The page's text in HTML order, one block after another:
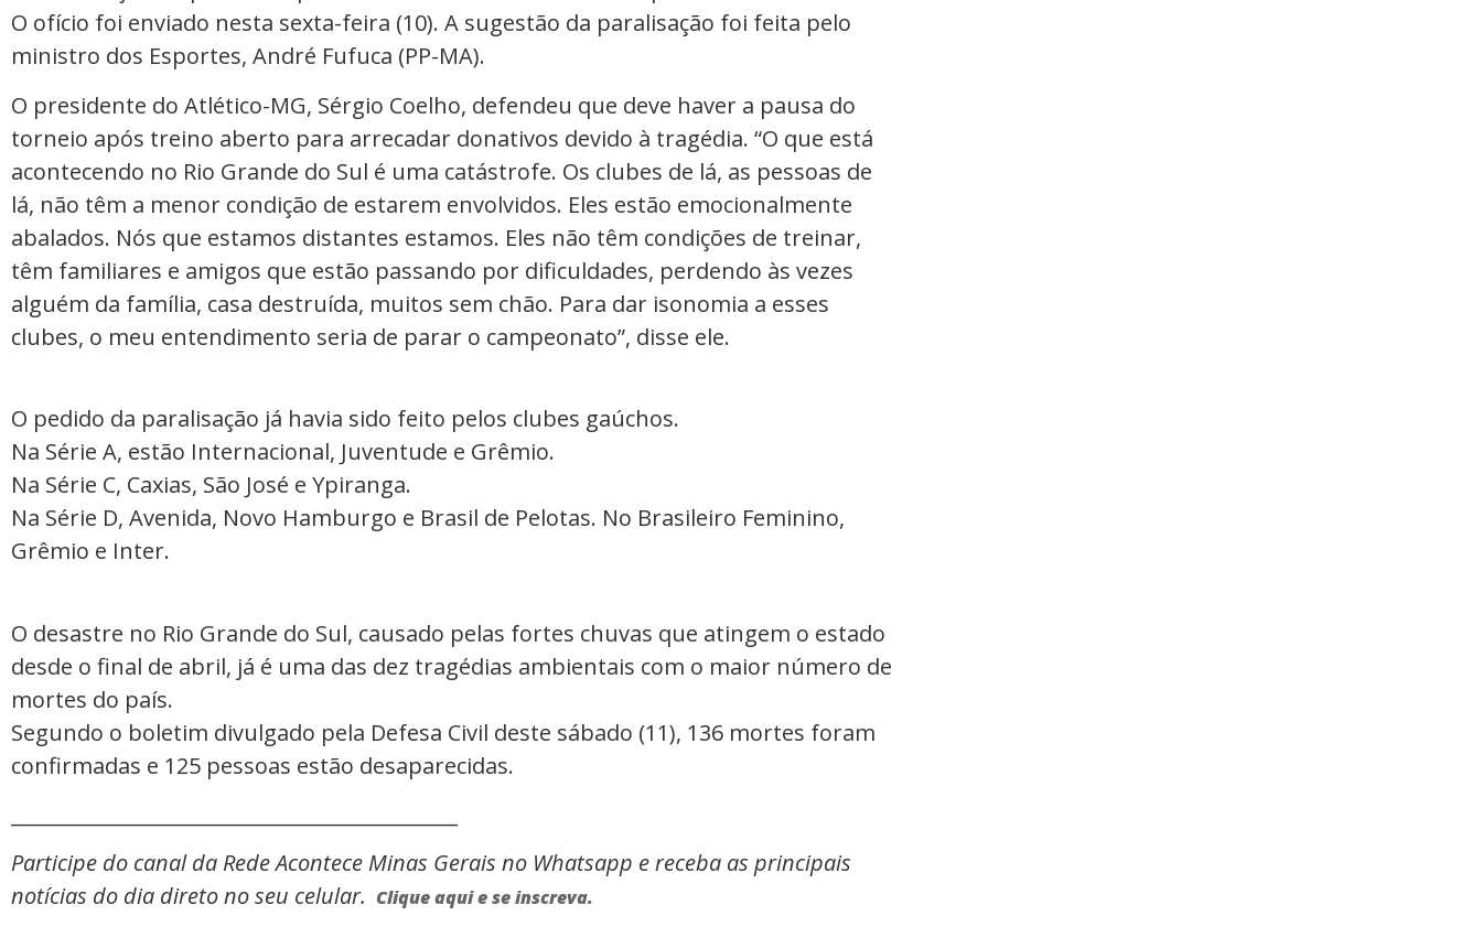
O ofício foi enviado nesta sexta-feira (10). A sugestão da paralisação foi feita pelo
ministro dos Esportes, André Fufuca (PP-MA).
O presidente do Atlético-MG, Sérgio Coelho, defendeu que deve haver a pausa do
torneio após treino aberto para arrecadar donativos devido à tragédia. “O que está
acontecendo no Rio Grande do Sul é uma catástrofe. Os clubes de lá, as pessoas de
lá, não têm a menor condição de estarem envolvidos. Eles estão emocionalmente
abalados. Nós que estamos distantes estamos. Eles não têm condições de treinar,
têm familiares e amigos que estão passando por dificuldades, perdendo às vezes
alguém da família, casa destruída, muitos sem chão. Para dar isonomia a esses
clubes, o meu entendimento seria de parar o campeonato”, disse ele.
O pedido da paralisação já havia sido feito pelos clubes gaúchos.
Na Série A, estão Internacional, Juventude e Grêmio.
Na Série C, Caxias, São José e Ypiranga.
Na Série D, Avenida, Novo Hamburgo e Brasil de Pelotas. No Brasileiro Feminino,
Grêmio e Inter.
O desastre no Rio Grande do Sul, causado pelas fortes chuvas que atingem o estado
desde o final de abril, já é uma das dez tragédias ambientais com o maior número de
mortes do país.
Segundo o boletim divulgado pela Defesa Civil deste sábado (11), 136 mortes foram
confirmadas e 125 pessoas estão desaparecidas.
Participe do canal da Rede Acontece Minas Gerais no Whatsapp e receba as principais
notícias do dia direto no seu celular. Clique aqui e se inscreva.